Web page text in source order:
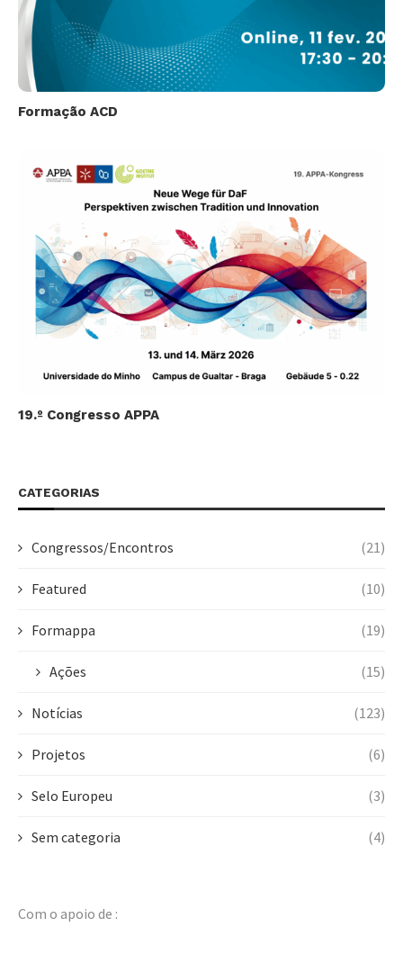
Formação ACD
19.º Congresso APPA
CATEGORIAS
Congressos/Encontros (21)
Featured (10)
Formappa (19)
Ações (15)
Notícias (123)
Projetos (6)
Selo Europeu (3)
Sem categoria (4)
Com o apoio de :